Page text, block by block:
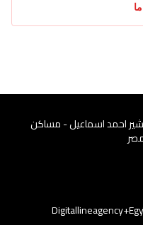
احمد اسماعيل - مساكن